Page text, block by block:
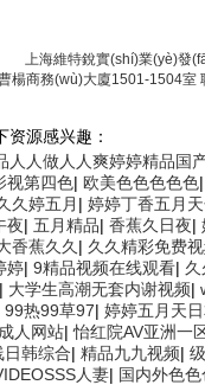
上海維特銳實(shí)業(yè)發
楊商務(wù)大廈1501-1504
源感兴趣：
人做人人爽婷婷精品国
视第四色| 欧美色色色色色|
久婷五月 | 婷婷丁香五月
夜| 五月精品| 香蕉久日夜|
香蕉久久 | 久久精彩免费
婷| 9精品视频在线观看|
| 大学生高潮无套内谢视频|
99热99草97| 婷婷五月天
人网站|怡红院AV亚洲一
韩综合| 精品九九视频|
人妻| 国内外色